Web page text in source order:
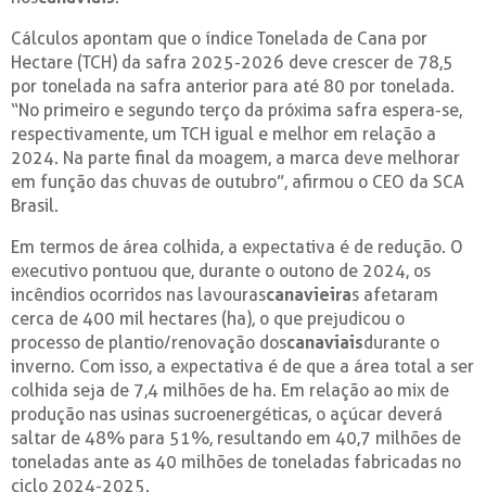
Cálculos apontam que o índice Tonelada de Cana por
Hectare (TCH) da safra 2025-2026 deve crescer de 78,5
por tonelada na safra anterior para até 80 por tonelada.
“No primeiro e segundo terço da próxima safra espera-se,
respectivamente, um TCH igual e melhor em relação a
2024. Na parte final da moagem, a marca deve melhorar
em função das chuvas de outubro”, afirmou o CEO da SCA
Brasil.
Em termos de área colhida, a expectativa é de redução. O
executivo pontuou que, durante o outono de 2024, os
incêndios ocorridos nas lavourascanavieiras afetaram
cerca de 400 mil hectares (ha), o que prejudicou o
processo de plantio/renovação doscanaviaisdurante o
inverno. Com isso, a expectativa é de que a área total a ser
colhida seja de 7,4 milhões de ha. Em relação ao mix de
produção nas usinas sucroenergéticas, o açúcar deverá
saltar de 48% para 51%, resultando em 40,7 milhões de
toneladas ante as 40 milhões de toneladas fabricadas no
ciclo 2024-2025.